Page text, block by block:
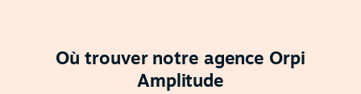
Où trouver notre agence Orpi
Amplitude